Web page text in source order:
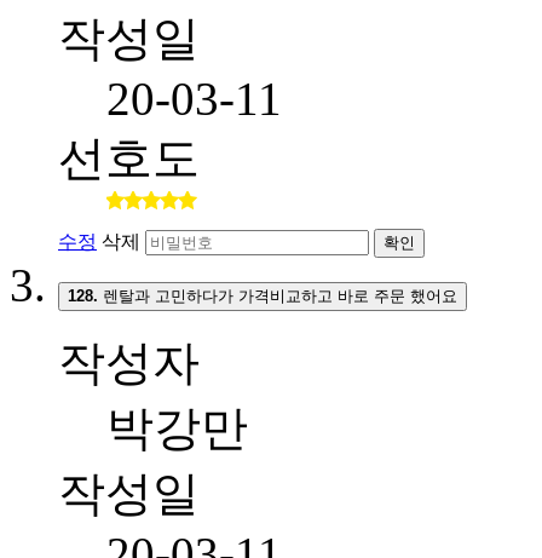
작성일
20-03-11
선호도
수정 삭제 확인
128. 렌탈과 고민하다가 가격비교하고 바로 주문 했어요
작성자
박강만
작성일